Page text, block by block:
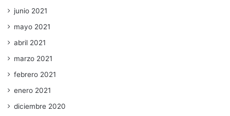
junio 2021
mayo 2021
abril 2021
marzo 2021
febrero 2021
enero 2021
diciembre 2020